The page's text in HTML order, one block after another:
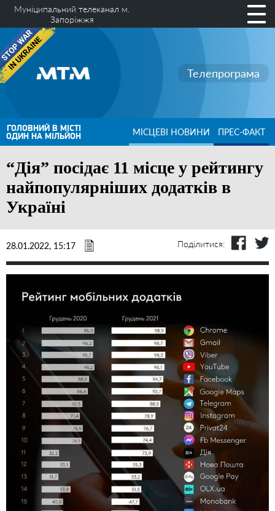
Муніципальний телеканал м.
Запоріжжя
Телепрограма
ГОЛОВНИЙ В МІСТІ
ОДИН НА МІЛЬЙОН МІСЦЕВІ НОВИНИ ПРЕС-ФАКТ
“Дія” посідає 11 місце у рейтингу
найпопулярніших додатків в
Україні
28.01.2022, 15:17 Поділитися: